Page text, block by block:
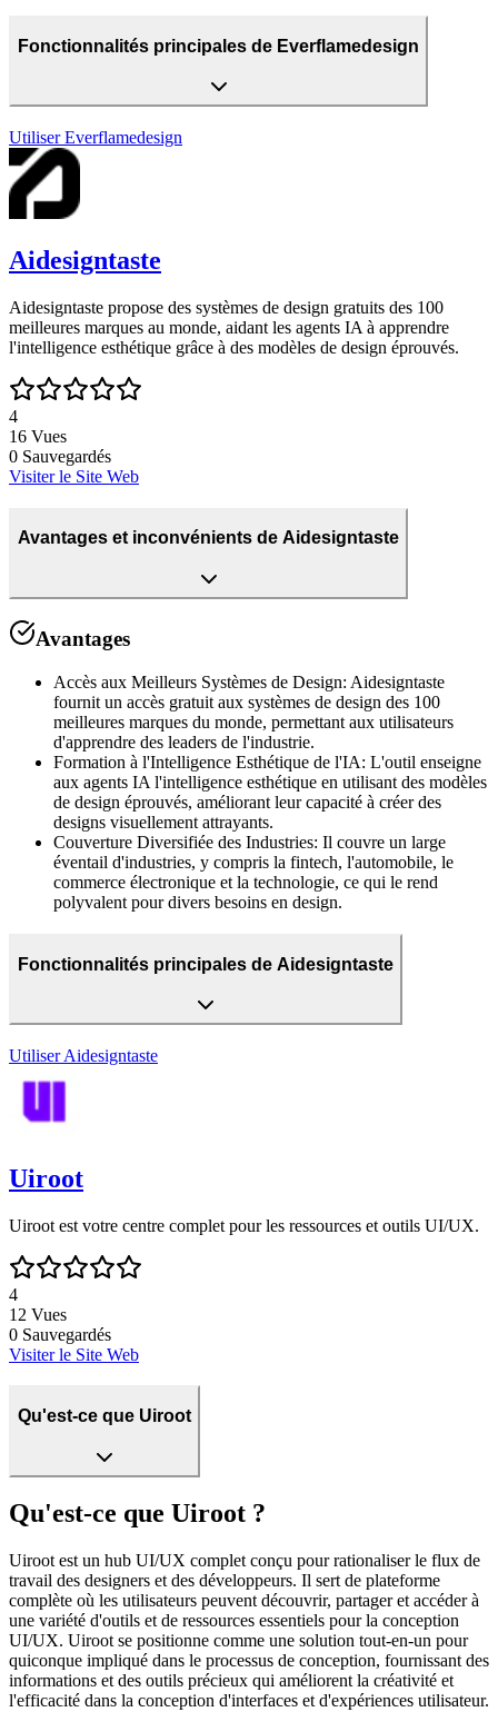
Fonctionnalités principales de Everflamedesign
Utiliser Everflamedesign
Aidesigntaste
Aidesigntaste propose des systèmes de design gratuits des 100
meilleures marques au monde, aidant les agents IA à apprendre
l'intelligence esthétique grâce à des modèles de design éprouvés.
4
16 Vues
0 Sauvegardés
Visiter le Site Web
Avantages et inconvénients de Aidesigntaste
Avantages
Accès aux Meilleurs Systèmes de Design: Aidesigntaste
fournit un accès gratuit aux systèmes de design des 100
meilleures marques du monde, permettant aux utilisateurs
d'apprendre des leaders de l'industrie.
Formation à l'Intelligence Esthétique de l'IA: L'outil enseigne
aux agents IA l'intelligence esthétique en utilisant des modèles
de design éprouvés, améliorant leur capacité à créer des
designs visuellement attrayants.
Couverture Diversifiée des Industries: Il couvre un large
éventail d'industries, y compris la fintech, l'automobile, le
commerce électronique et la technologie, ce qui le rend
polyvalent pour divers besoins en design.
Fonctionnalités principales de Aidesigntaste
Utiliser Aidesigntaste
Uiroot
Uiroot est votre centre complet pour les ressources et outils UI/UX.
4
12 Vues
0 Sauvegardés
Visiter le Site Web
Qu'est-ce que Uiroot
Qu'est-ce que Uiroot ?
Uiroot est un hub UI/UX complet conçu pour rationaliser le flux de
travail des designers et des développeurs. Il sert de plateforme
complète où les utilisateurs peuvent découvrir, partager et accéder à
une variété d'outils et de ressources essentiels pour la conception
UI/UX. Uiroot se positionne comme une solution tout-en-un pour
quiconque impliqué dans le processus de conception, fournissant des
informations et des outils précieux qui améliorent la créativité et
l'efficacité dans la conception d'interfaces et d'expériences utilisateur.